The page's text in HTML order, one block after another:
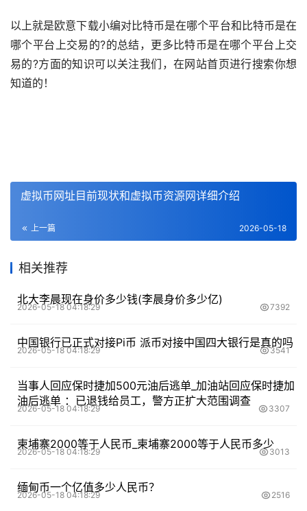
以上就是欧意下载小编对比特币是在哪个平台和比特币是在
哪个平台上交易的?的总结，更多比特币是在哪个平台上交
易的?方面的知识可以关注我们，在网站首页进行搜索你想
知道的！
虚拟币网址目前现状和虚拟币资源网详细介绍
上一篇 2026-05-18
相关推荐
北大李晨现在身价多少钱(李晨身价多少亿)
2026-05-18 04:18:29 7392
中国银行已正式对接Pi币 派币对接中国四大银行是真的吗
2026-05-18 04:18:29 3541
当事人回应保时捷加500元油后逃单_加油站回应保时捷加
油后逃单 ：已退钱给员工，警方正扩大范围调查
2026-05-18 04:18:29 3307
柬埔寨2000等于人民币_柬埔寨2000等于人民币多少
2026-05-18 04:18:29 3013
缅甸币一个亿值多少人民币？
2026-05-18 04:18:29 2516